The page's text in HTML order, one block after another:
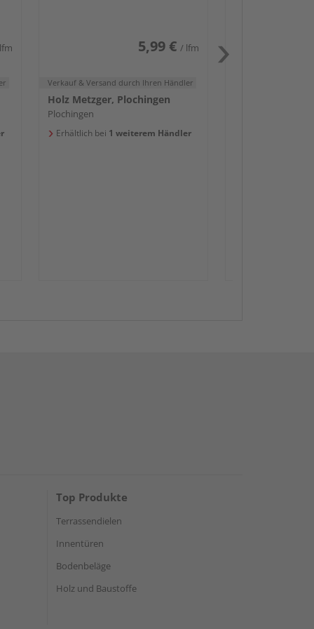
5,99 € / lfm
Verkauf & Versand durch Ihren Händler
Holz Metzger, Plochingen
Plochingen
Erhältlich bei 1 weiterem Händler
Top Produkte
Terrassendielen
Innentüren
Bodenbeläge
Holz und Baustoffe